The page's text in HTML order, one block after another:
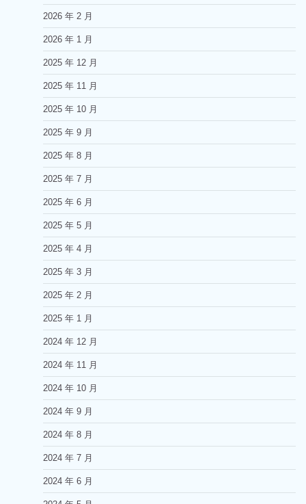
2026 年 2 月
2026 年 1 月
2025 年 12 月
2025 年 11 月
2025 年 10 月
2025 年 9 月
2025 年 8 月
2025 年 7 月
2025 年 6 月
2025 年 5 月
2025 年 4 月
2025 年 3 月
2025 年 2 月
2025 年 1 月
2024 年 12 月
2024 年 11 月
2024 年 10 月
2024 年 9 月
2024 年 8 月
2024 年 7 月
2024 年 6 月